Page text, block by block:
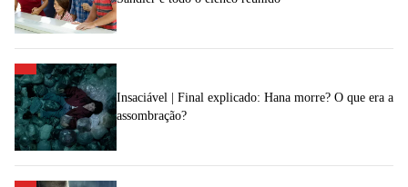
Insaciável | Final explicado: Hana morre? O que era a
assombração?